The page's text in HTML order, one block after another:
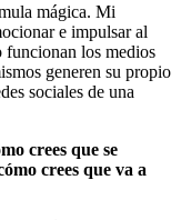
mágica. Mi
e impulsar al
funcionan los medios
generen su propio
sociales de una
crees que se
crees que va a